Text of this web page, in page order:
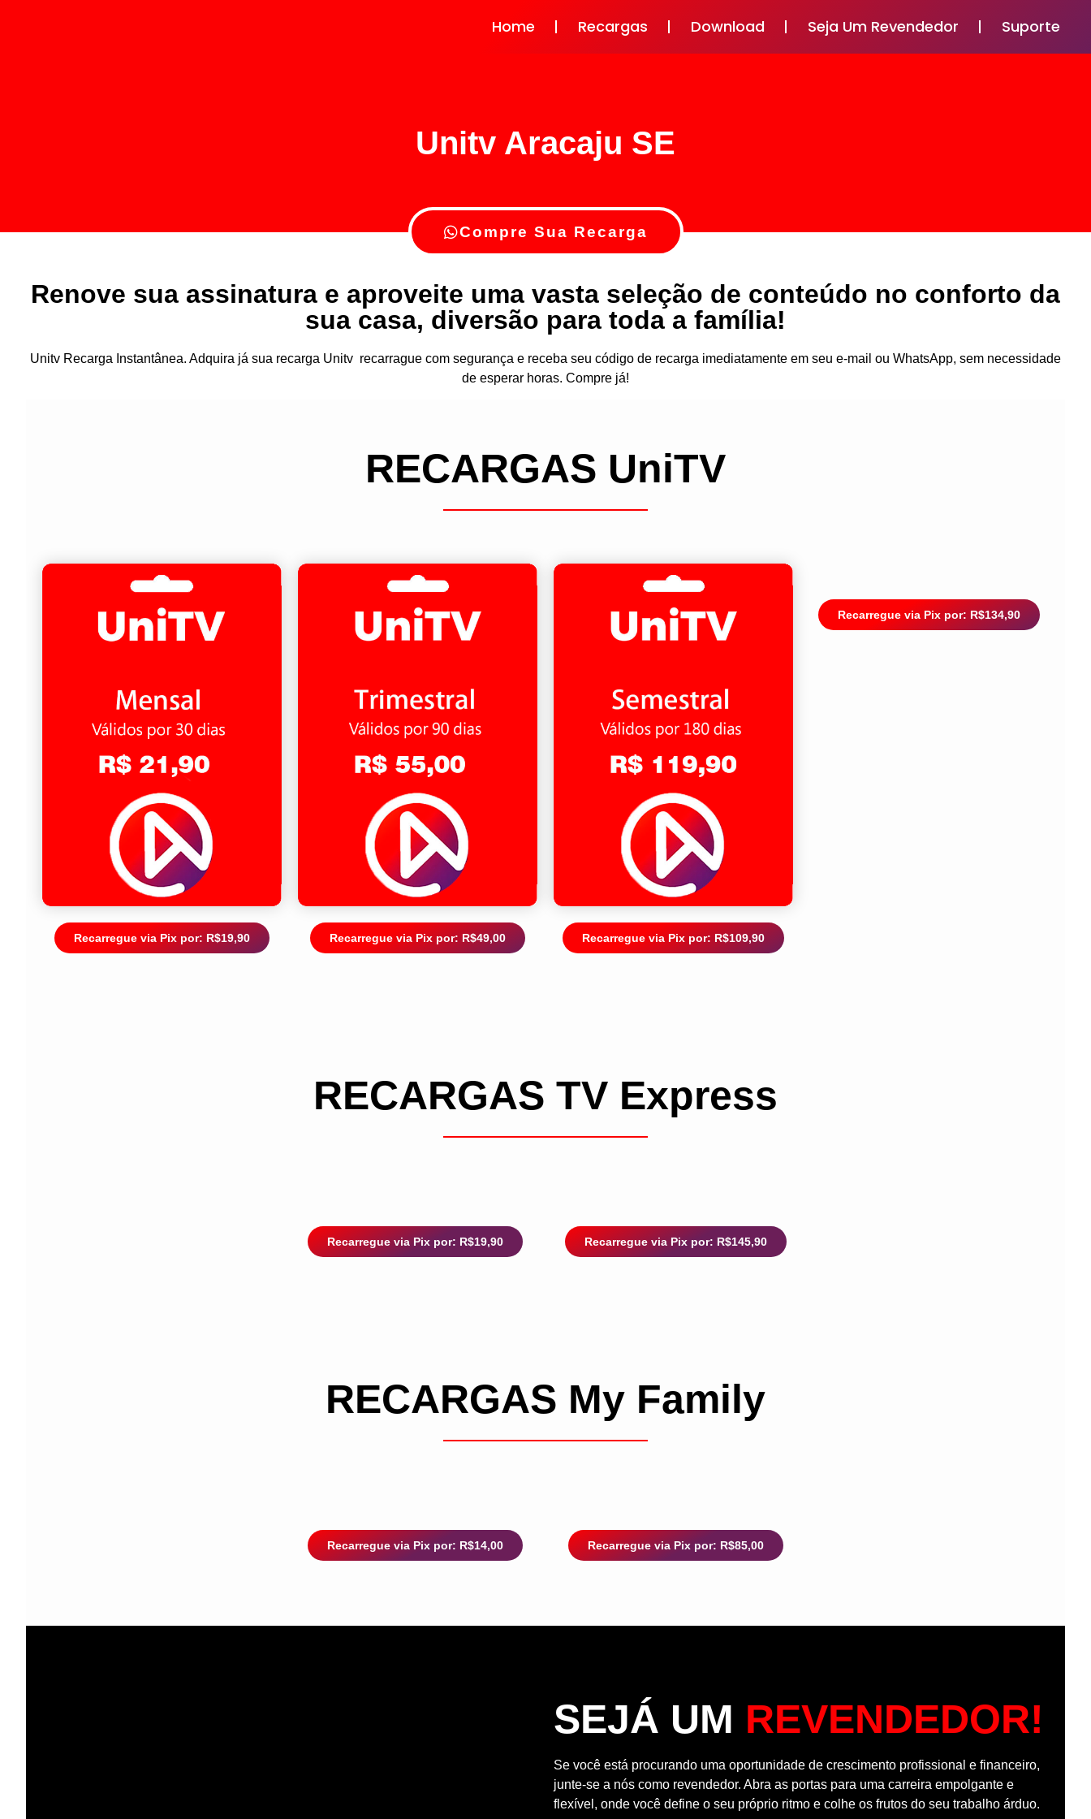
Home Recargas Download Seja Um Revendedor Suporte
Unitv Aracaju SE
Compre Sua Recarga
Renove sua assinatura e aproveite uma vasta seleção de conteúdo no conforto da
sua casa, diversão para toda a família!
Unitv Recarga Instantânea. Adquira já sua recarga Unitv recarrague com segurança e receba seu código de recarga imediatamente em seu e-mail ou WhatsApp, sem necessidade
de esperar horas. Compre já!
RECARGAS UniTV
Recarregue via Pix por: R$19,90 Recarregue via Pix por: R$49,00 Recarregue via Pix por: R$109,90
Recarregue via Pix por: R$134,90
RECARGAS TV Express
Recarregue via Pix por: R$19,90 Recarregue via Pix por: R$145,90
RECARGAS My Family
Recarregue via Pix por: R$14,00 Recarregue via Pix por: R$85,00
SEJÁ UM REVENDEDOR!
Se você está procurando uma oportunidade de crescimento profissional e financeiro,
junte-se a nós como revendedor. Abra as portas para uma carreira empolgante e
flexível, onde você define o seu próprio ritmo e colhe os frutos do seu trabalho árduo.